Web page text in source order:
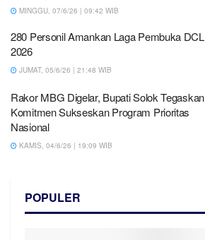
MINGGU, 07/6/26 | 09:42 WIB
280 Personil Amankan Laga Pembuka DCL
2026
JUMAT, 05/6/26 | 21:48 WIB
Rakor MBG Digelar, Bupati Solok Tegaskan
Komitmen Sukseskan Program Prioritas
Nasional
KAMIS, 04/6/26 | 19:09 WIB
POPULER